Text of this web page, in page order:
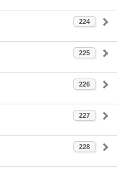
224
225
226
227
228